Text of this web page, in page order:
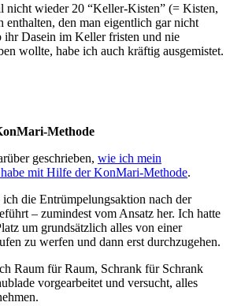
nicht wieder 20 “Keller-Kisten” (= Kisten,
enthalten, den man eigentlich gar nicht
ihr Dasein im Keller fristen und nie
wollte, habe ich auch kräftig ausgemistet.
Methode
geschrieben, wie ich mein
mit Hilfe der KonMari-Methode.
die Entrümpelungsaktion nach der
– zumindest vom Ansatz her. Ich hatte
um grundsätzlich alles von einer
zu werfen und dann erst durchzugehen.
Raum für Raum, Schrank für Schrank
vorgearbeitet und versucht, alles